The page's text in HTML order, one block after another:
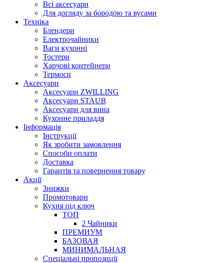
Всі аксесуари
Для догляду за бородою та вусами
Техніка
Блендери
Електрочайники
Ваги кухонні
Тостери
Харчові контейнери
Термоси
Аксесуари
Аксесуари ZWILLING
Аксесуари STAUB
Аксесуари для вина
Кухонне приладдя
Інформація
Інструкції
Як зробити замовлення
Способи оплати
Доставка
Гарантія та повернення товару
Акції
Знижки
Промотовари
Кухня під ключ
ТОП
2 Чайники
ПРЕМИУМ
БАЗОВАЯ
МИНИМАЛЬНАЯ
Спеціальні пропозиції